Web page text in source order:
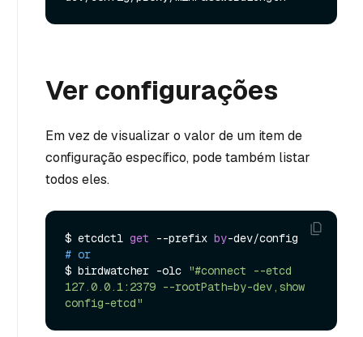
Ver configurações
Em vez de visualizar o valor de um item de
configuração específico, pode também listar
todos eles.
$ etcdctl get --prefix by
# or
$ birdwatcher -olc "#connect --etcd
127.0.0.1:2379 --rootPath=by-dev,show
config-etcd"